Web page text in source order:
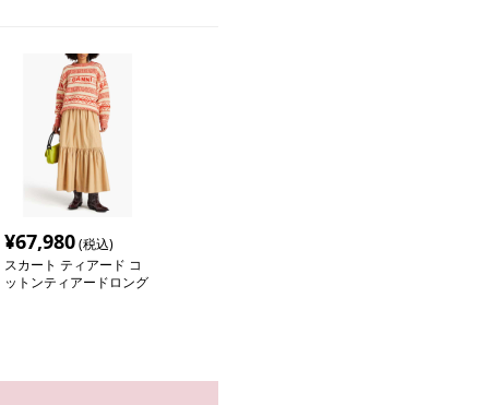
¥67,980(税込)
スカート ティアード コ
ットンティアードロング